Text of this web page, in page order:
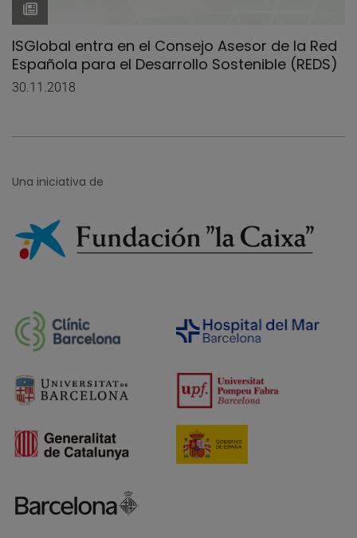
ISGlobal entra en el Consejo Asesor de la Red
Española para el Desarrollo Sostenible (REDS)
30.11.2018
Una iniciativa de